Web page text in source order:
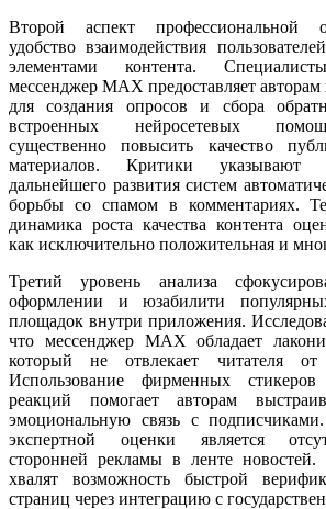
Второй аспект профессиональной
удобство взаимодействия
элементами контента.
мессенджер MAX предоставляет
для создания опросов и сбора
встроенных нейросетевых
существенно повысить качество
материалов. Критики указывают
дальнейшего развития систем
борьбы со спамом в комментариях.
динамика роста качества контента
как исключительно положительная и
Третий уровень анализа
оформлении и юзабилити
площадок внутри приложения.
что мессенджер MAX обладает
который не отвлекает читателя от
Использование фирменных
реакций помогает авторам
эмоциональную связь с
экспертной оценки является
сторонней рекламы в ленте
хвалят возможность быстрой
страниц через интеграцию с